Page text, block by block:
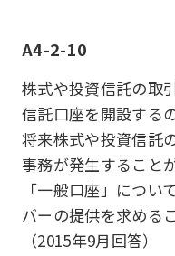
A4-2-10
株式や投資信託の取
信託口座を開設する
将来株式や投資信託
事務が発生すること
「一般口座」につい
バーの提供を求める
（2015年9月回答）